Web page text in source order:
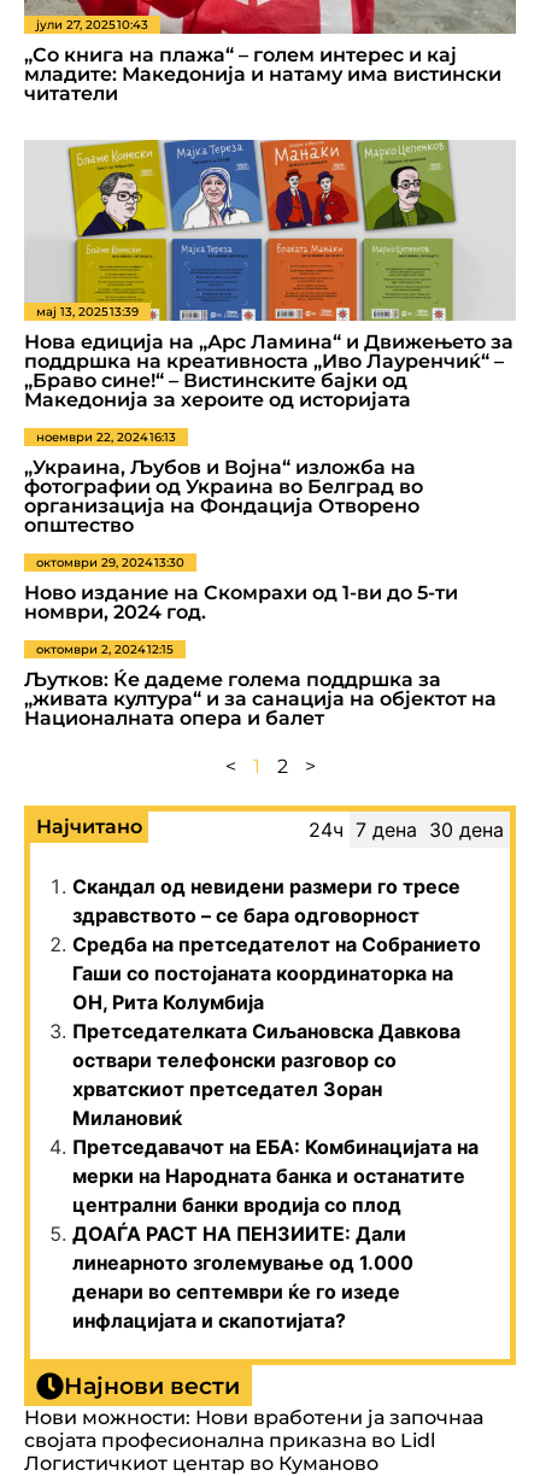
јули 27, 202510:43
„Со книга на плажа“ – голем интерес и кај
младите: Македонија и натаму има вистински
читатели
мај 13, 202513:39
Нова едиција на „Арс Ламина“ и Движењето за
поддршка на креативноста „Иво Лауренчиќ“ –
„Браво сине!“ – Вистинските бајки од
Македонија за хероите од историјата
ноември 22, 202416:13
„Украина, Љубов и Војна“ изложба на
фотографии од Украина во Белград во
организација на Фондација Отворено
општество
октомври 29, 202413:30
Ново издание на Скомрахи од 1-ви до 5-ти
номври, 2024 год.
октомври 2, 202412:15
Љутков: Ќе дадеме голема поддршка за
„живата култура“ и за санација на објектот на
Националната опера и балет
< 1 2 >
Најчитано 24ч 7 дена 30 дена
Скандал од невидени размери го тресе
здравството – се бара одговорност
Средба на претседателот на Собранието
Гаши со постојаната координаторка на
ОН, Рита Колумбија
Претседателката Сиљановска Давкова
оствари телефонски разговор со
хрватскиот претседател Зоран
Милановиќ
Претседавачот на ЕБА: Комбинацијата на
мерки на Народната банка и останатите
централни банки вродија со плод
ДОАЃА РАСТ НА ПЕНЗИИТЕ: Дали
линеарното зголемување од 1.000
денари во септември ќе го изеде
инфлацијата и скапотијата?
Најнови вести
Нови можности: Нови вработени ја започнаа
својата професионална приказна во Lidl
Логистичкиот центар во Куманово